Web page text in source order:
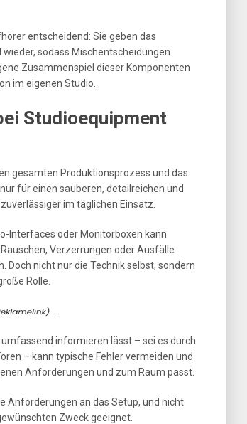
entscheidend: Sie geben das
sodass Mischentscheidungen
Zusammenspiel dieser Komponenten
im eigenen Studio.
Studioequipment
gesamten Produktionsprozess und das
für einen sauberen, detailreichen und
im täglichen Einsatz.
Interfaces oder Monitorboxen kann
Verzerrungen oder Ausfälle
Doch nicht nur die Technik selbst, sondern
Rolle.
informieren lässt – sei es durch
– kann typische Fehler vermeiden und
Anforderungen und zum Raum passt.
Anforderungen an das Setup, und nicht
Zweck geeignet.